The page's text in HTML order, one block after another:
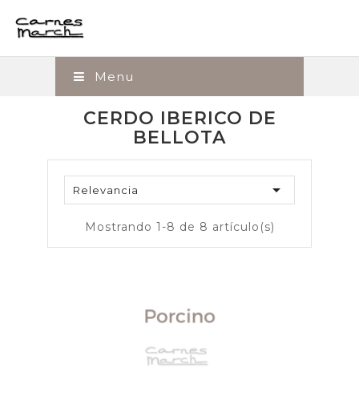
Menu
CERDO IBERICO DE
BELLOTA
Relevancia 
Mostrando 1-8 de 8 artículo(s)